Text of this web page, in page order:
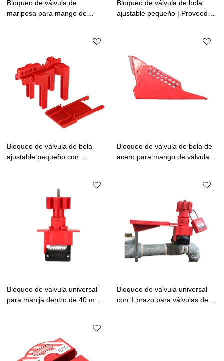
Bloqueo de válvula de
mariposa para mango de
Bloqueo de válvula de bola
ajustable pequeño | Proveedor
Fabricación de cerraduras Lita
Bloqueo de válvula de bola
ajustable pequeño con
4 patas de China | Fabricación
de cerraduras Lita
Bloqueo de válvula de bola de
acero para mango de válvula
bloqueo de válvula de bola de
Bloqueo de válvula universal
para manija dentro de 40 mm,
válvula de seguridad de China
Bloqueo de válvula universal
con 1 brazo para válvulas de